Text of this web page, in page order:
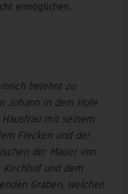
ermöglichen.
belehnt zu
Johann in dem Hofe
mit seinem
Flecken und der
der Mauer von
Kirchhof und dem
Graben, welchen